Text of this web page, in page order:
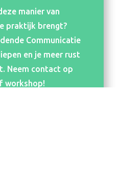
manier van
praktijk brengt?
Communicatie
en je meer rust
Neem contact op
workshop!